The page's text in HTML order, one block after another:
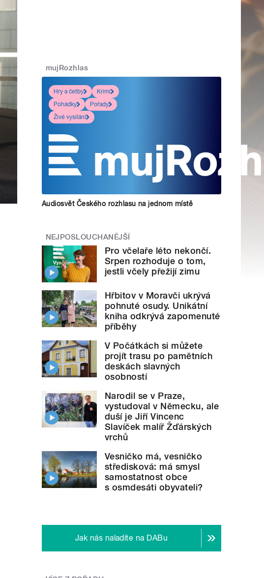
mujRozhlas
Hry a četby
Krimi
Pohádky
Pořady
Živé vysílání
Audiosvět Českého rozhlasu na jednom místě
NEJPOSLOUCHANĚJŠÍ
Pro včelaře léto nekončí.
Srpen rozhoduje o tom,
jestli včely přežijí zimu
Hřbitov v Moravči ukrývá
pohnuté osudy. Unikátní
kniha odkrývá zapomenuté
příběhy
V Počátkách si můžete
projít trasu po pamětních
deskách slavných
osobností
Narodil se v Praze,
vystudoval v Německu, ale
duší je Jiří Vincenc
Slavíček malíř Žďárských
vrchů
Vesničko má, vesničko
středisková: má smysl
samostatnost obce
s osmdesáti obyvateli?
Jak nás naladíte na DABu